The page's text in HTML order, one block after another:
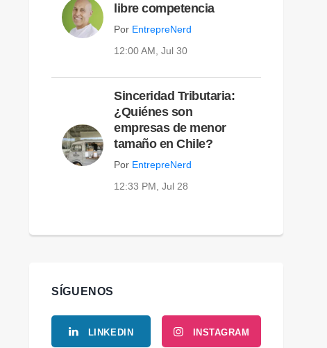
libre competencia
Por EntrepreNerd
12:00 AM, Jul 30
Sinceridad Tributaria:
¿Quiénes son
empresas de menor
tamaño en Chile?
Por EntrepreNerd
12:33 PM, Jul 28
SÍGUENOS
LINKEDIN INSTAGRAM